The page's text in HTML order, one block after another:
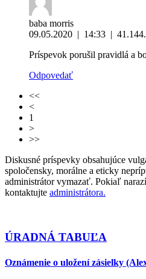
baba morris
09.05.2020 | 14:33 |
Príspevok porušil pravidlá a
Odpovedať
<<
<
1
>
>>
Diskusné príspevky obsahujúce
spoločensky, morálne a eticky
administrátor vymazať. Pokiaľ
kontaktujte administrátora.
ÚRADNÁ TABUĽA
Oznámenie o uložení zásielky